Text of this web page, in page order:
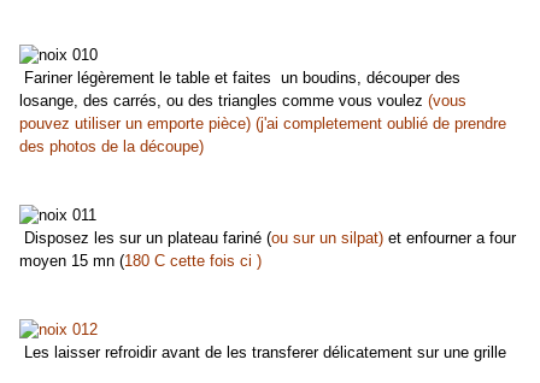
Fariner légèrement le table et faites un boudins, découper des
losange, des carrés, ou des triangles comme vous voulez (vous
pouvez utiliser un emporte pièce) (j'ai completement oublié de prendre
des photos de la découpe)
Disposez les sur un plateau fariné (ou sur un silpat) et enfourner a four
moyen 15 mn (180 C cette fois ci )
Les laisser refroidir avant de les transferer délicatement sur une grille